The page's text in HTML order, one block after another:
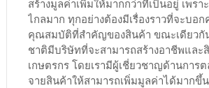
สร้างมูลค่าเพิ่มให้มากกว่าที่เป็นอยู่ เพรา
ไกลมาก ทุกอย่างต้องมีเรื่องราวที่จะบอ
คุณสมบัติที่สำคัญของสินค้า ขณะเดียวกั
ชาติมีบริษัทที่จะสามารถสร้างอาชีพและ
เกษตรกร โดยเรามีผู้เชี่ยวชาญด้านการ
จายสินค้าให้สามารถเพิ่มมูลค่าได้มากขึ้